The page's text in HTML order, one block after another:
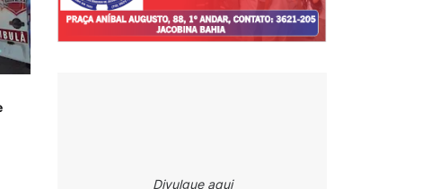
Divulgue aqui